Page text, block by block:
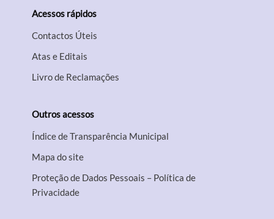
Acessos rápidos
Contactos Úteis
Atas e Editais
Livro de Reclamações
Outros acessos
Índice de Transparência Municipal
Mapa do site
Proteção de Dados Pessoais – Política de
Privacidade